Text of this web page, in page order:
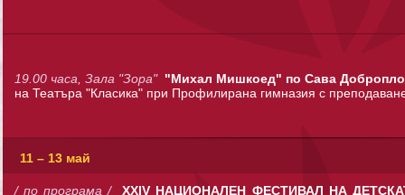
19.00 часа, Зала "Зора" "Михал Мишкоед" по Сава
на Театъра "Класика" при Профилирана гимназия с
11 – 13 май
/ по програма /
ХХIV НАЦИОНАЛЕН ФЕСТИВАЛ НА